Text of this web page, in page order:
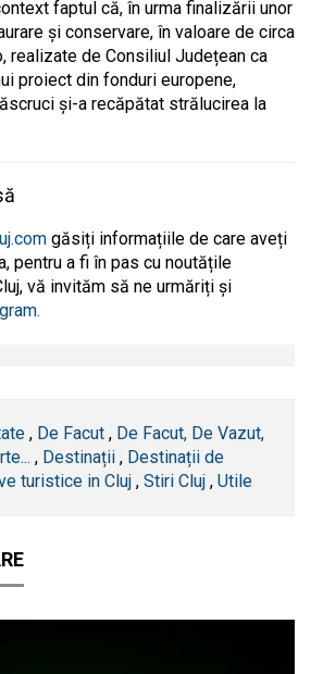
faptul că, în urma finalizării unor
și conservare, în valoare de circa
realizate de Consiliul Județean ca
proiect din fonduri europene,
și-a recăpătat strălucirea la
găsiți informațiile de care aveți
pentru a fi în pas cu noutățile
vă invităm să ne urmăriți și
, De Facut , De Facut, De Vazut,
, Destinații , Destinații de
turistice in Cluj , Stiri Cluj , Utile